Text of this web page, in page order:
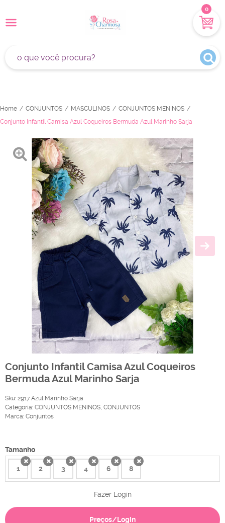
0
Home CONJUNTOS MASCULINOS
CONJUNTOS MENINOS
Conjunto Infantil Camisa Azul Coqueiros Bermuda Azul Marinho Sarja
Conjunto Infantil Camisa Azul Coqueiros
Bermuda Azul Marinho Sarja
Sku: 2917 Azul Marinho Sarja
Categoria: CONJUNTOS MENINOS, CONJUNTOS
Marca: Conjuntos
Tamanho
1 2 3 4 6 8
Fazer Login
Preços/Login